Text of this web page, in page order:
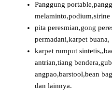
Panggung
melaminto,podium,sirine
pita peresmian,gong
permadani,karpet buana,
karpet rumput
antrian,tiang
angpao,barstool,bean
dan lainnya.